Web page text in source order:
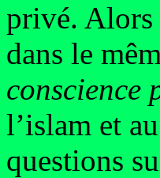
privé. Alors
dans le
conscience
l’islam et
questions